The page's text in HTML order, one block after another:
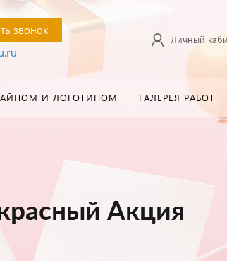
звонок
Личный
И ЛОГОТИПОМ ГАЛЕРЕЯ РАБОТ
Акция